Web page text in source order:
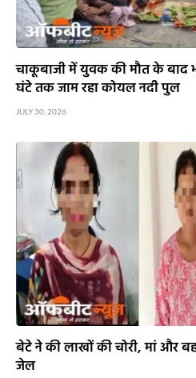
चाकूबाजी में युवक की मौत के बाद
घंटे तक जाम रहा कोयल नदी पुल
JULY 30, 2026
बेटे ने की लाखों की चोरी, मां और
जेल